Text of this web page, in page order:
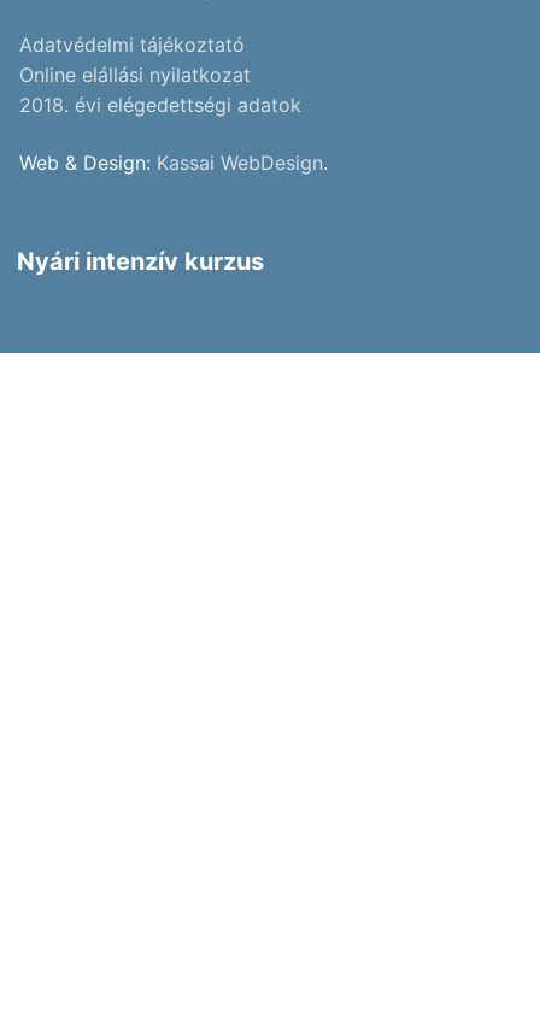
Adatvédelmi tájékoztató
Online elállási nyilatkozat
2018. évi elégedettségi adatok
Web & Design: Kassai WebDesign.
Nyári intenzív kurzus